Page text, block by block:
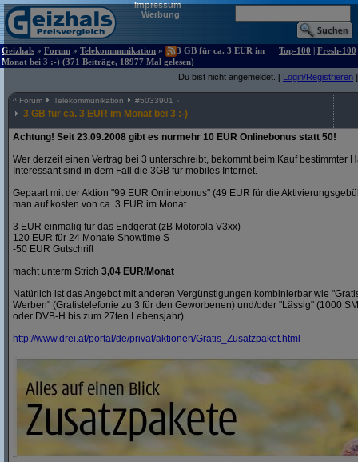
Impressum|
Werbung
Geizhals » Forum » Telekommunikation »
3 GB für ca. 3 EUR im
Monat bei 3 :-) (371 Beiträge, 18977 Mal gelesen)
Top-100 | Fresh-100
Du bist nicht angemeldet. [ Login/Registrieren ]
^ Forum Telekommunikation #5033901
3 GB für ca. 3 EUR im Monat bei 3 :-)
Achtung! Seit 23.09.2008 gibt es nurmehr 10 EUR Onlinebonus statt 50!
Wer derzeit einen Vertrag bei 3 unterschreibt, bekommt beim Kauf bestimmter
Interessant sind in dem Fall die 3GB für mobiles Internet.
Gepaart mit der Aktion "99 EUR Onlinebonus" (49 EUR für die
man auf kosten von ca. 3 EUR im Monat
3 EUR einmalig für das Endgerät (zB Motorola V3xx)
120 EUR für 24 Monate Showtime S
-50 EUR Gutschrift
macht unterm Strich 3,04 EUR/Monat
Natürlich ist das Angebot mit anderen Vergünstigungen kombinierbar wie
Werben" (Gratistelefonie zu 3 für den Geworbenen) und/oder "Lässig" (1000
oder DVB-H bis zum 27ten Lebensjahr)
http://www.drei.at/portal/de/privat/aktionen/Gratis_Zusatzpaket.html